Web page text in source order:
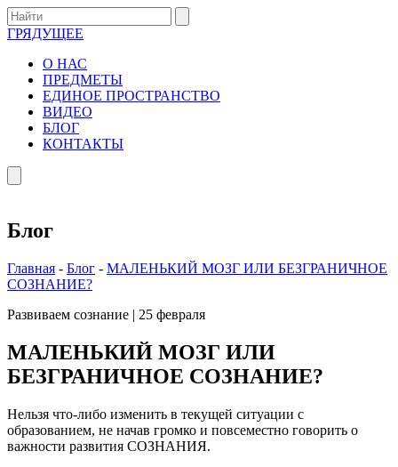
ГРЯДУЩЕЕ
О НАС
ПРЕДМЕТЫ
ЕДИНОЕ ПРОСТРАНСТВО
ВИДЕО
БЛОГ
КОНТАКТЫ
Блог
Главная - Блог - МАЛЕНЬКИЙ МОЗГ ИЛИ БЕЗГРАНИЧНОЕ
СОЗНАНИЕ?
Развиваем сознание | 25 февраля
МАЛЕНЬКИЙ МОЗГ ИЛИ
БЕЗГРАНИЧНОЕ СОЗНАНИЕ?
Нельзя что-либо изменить в текущей ситуации с
образованием, не начав громко и повсеместно говорить о
важности развития СОЗНАНИЯ.